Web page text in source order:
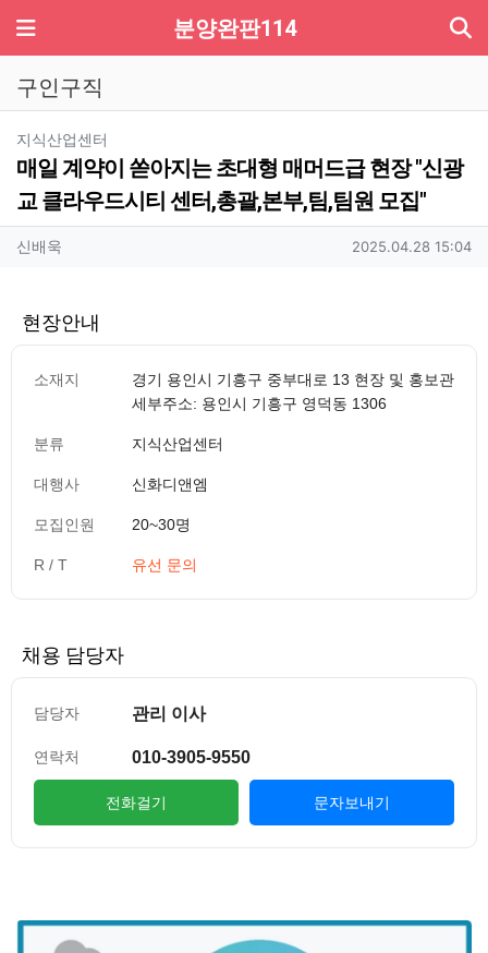
메뉴 분양완판114
구인구직
지식산업센터
매일 계약이 쏟아지는 초대형 매머드급 현장 "신광
교 클라우드시티 센터,총괄,본부,팀,팀원 모집"
작성자 정보
신배욱 작성일
2025.04.28 15:04
현장안내
소재지
경기 용인시 기흥구 중부대로 13 현장 및 홍보관
세부주소: 용인시 기흥구 영덕동 1306
분류 지식산업센터
대행사 신화디앤엠
모집인원 20~30명
R / T 유선 문의
채용 담당자
담당자 관리 이사
연락처 010-3905-9550
전화걸기 문자보내기
본문